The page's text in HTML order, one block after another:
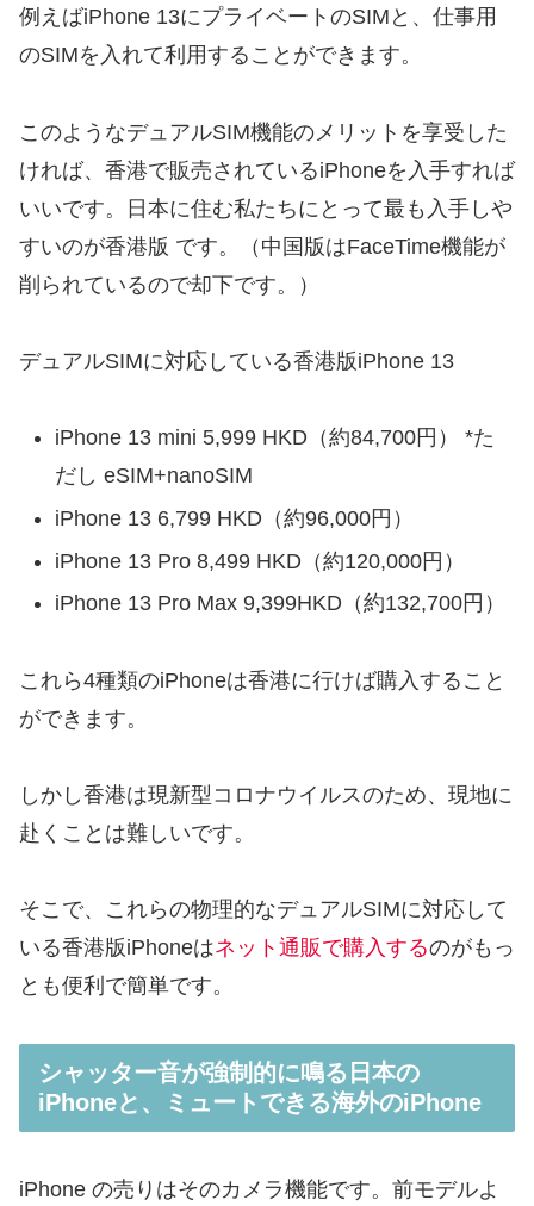
例えばiPhone 13にプライベートのSIMと、仕事用
のSIMを入れて利用することができます。
このようなデュアルSIM機能のメリットを享受した
ければ、香港で販売されているiPhoneを入手すれば
いいです。日本に住む私たちにとって最も入手しや
すいのが香港版 です。（中国版はFaceTime機能が
削られているので却下です。）
デュアルSIMに対応している香港版iPhone 13
iPhone 13 mini 5,999 HKD（約84,700円） *た
だし eSIM+nanoSIM
iPhone 13 6,799 HKD（約96,000円）
iPhone 13 Pro 8,499 HKD（約120,000円）
iPhone 13 Pro Max 9,399HKD（約132,700円）
これら4種類のiPhoneは香港に行けば購入すること
ができます。
しかし香港は現新型コロナウイルスのため、現地に
赴くことは難しいです。
そこで、これらの物理的なデュアルSIMに対応して
いる香港版iPhoneはネット通販で購入するのがもっ
とも便利で簡単です。
シャッター音が強制的に鳴る日本の
iPhoneと、ミュートできる海外のiPhone
iPhone の売りはそのカメラ機能です。前モデルよ